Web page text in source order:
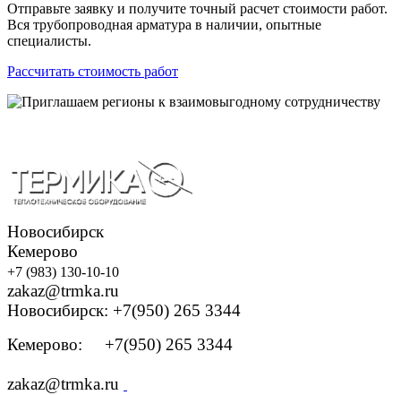
Отправьте заявку и получите точный расчет стоимости работ.
Вся трубопроводная арматура в наличии, опытные
специалисты.
Рассчитать стоимость работ
Новосибирск
Кемерово
+7 (983) 130-10-10
zakaz@trmka.ru
Новосибирск: +7(950) 265 3344
Кемерово: +7(950) 265 3344
zakaz@trmka.ru